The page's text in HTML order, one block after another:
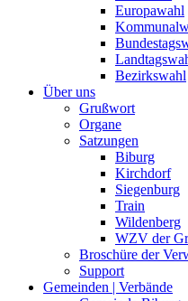
Europawahl
Bezirkswahl
Über uns
Grußwort
Organe
Satzungen
Biburg
Kirchdorf
Siegenburg
Train
Wildenberg
WZV der
Broschüre der
Support
Gemeinden | Verbände